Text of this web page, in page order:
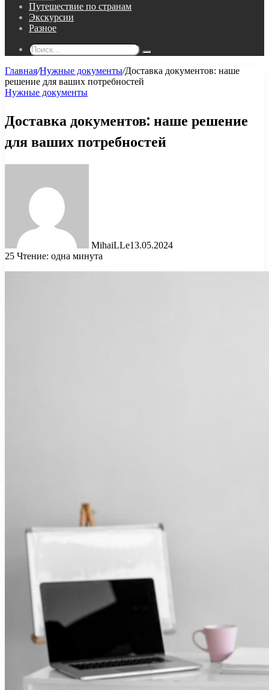
Путешествие по странам
Экскурсии
Разное
Поиск...
Главная/Нужные документы/Доставка документов: наше
решение для ваших потребностей
Нужные документы
Доставка документов: наше решение
для ваших потребностей
MihaiLLe13.05.2024
25 Чтение: одна минута